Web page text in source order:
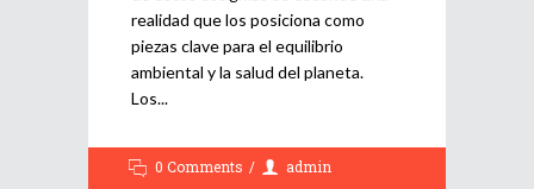
realidad que los posiciona como
piezas clave para el equilibrio
ambiental y la salud del planeta.
Los
0 Comments
admin